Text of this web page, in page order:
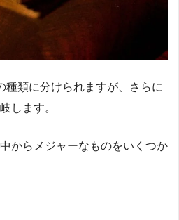
種類に分けられますが、さらに
します。
からメジャーなものをいくつか